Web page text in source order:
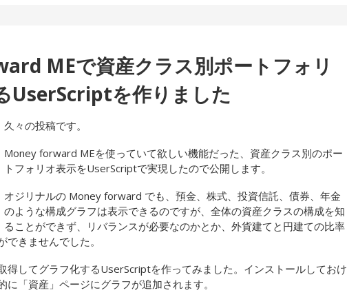
MEで資産クラス別ポートフォリ
UserScriptを作りました
久々の投稿です。
Money forward MEを使っていて欲しい機能だった、資産クラス別のポー
トフォリオ表示をUserScriptで実現したので公開します。
オジリナルの Money forward でも、預金、株式、投資信託、債券、年金
のような構成グラフは表示できるのですが、全体の資産クラスの構成を知
ることができず、リバランスが必要なのかとか、外貨建てと円建ての比率
できませんでした。
得してグラフ化するUserScriptを作ってみました。インストールしておけ
に「資産」ページにグラフが追加されます。